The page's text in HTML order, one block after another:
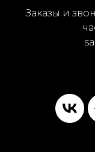
Заказы и